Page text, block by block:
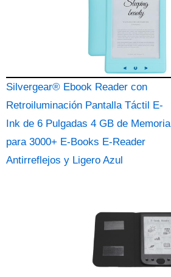
Silvergear® Ebook Reader con
Retroiluminación Pantalla Táctil E-
Ink de 6 Pulgadas 4 GB de Memoria
para 3000+ E-Books E-Reader
Antirreflejos y Ligero Azul